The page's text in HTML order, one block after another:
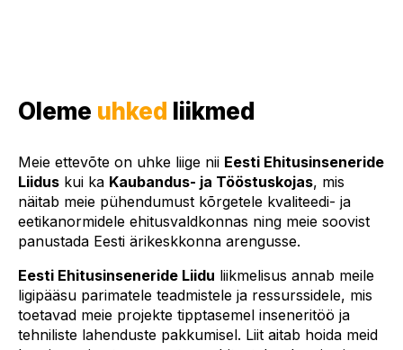
Oleme uhked liikmed
Meie ettevõte on uhke liige nii Eesti Ehitusinseneride
Liidus kui ka Kaubandus- ja Tööstuskojas, mis
näitab meie pühendumust kõrgetele kvaliteedi- ja
eetikanormidele ehitusvaldkonnas ning meie soovist
panustada Eesti ärikeskkonna arengusse.
Eesti Ehitusinseneride Liidu liikmelisus annab meile
ligipääsu parimatele teadmistele ja ressurssidele, mis
toetavad meie projekte tipptasemel inseneritöö ja
tehniliste lahenduste pakkumisel. Liit aitab hoida meid